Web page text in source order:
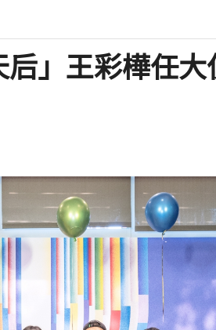
們)
資源)
后」王彩樺任